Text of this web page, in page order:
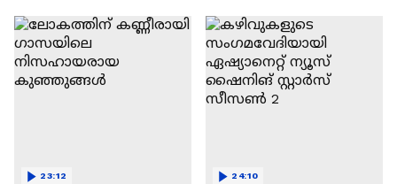
23:12 24:10